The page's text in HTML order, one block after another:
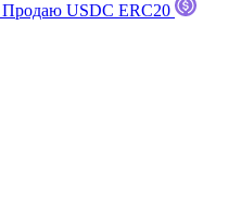
Продаю USDC ERC20